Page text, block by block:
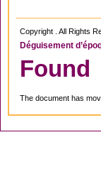
Copyright . All Rights
Déguisement
Found
The document has